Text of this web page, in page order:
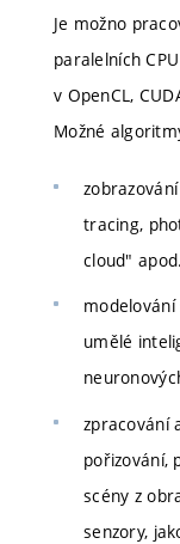
Je možno
paralelních
v OpenCL,
Možné
tracing,
cloud"
umělé
zpracování
pořizování,
scény z
senzory,